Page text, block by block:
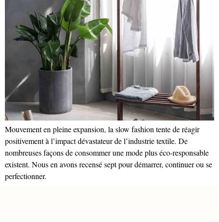
Mouvement en pleine expansion, la slow fashion tente de réagir
positivement à l’impact dévastateur de l’industrie textile. De
nombreuses façons de consommer une mode plus éco-responsable
existent. Nous en avons recensé sept pour démarrer, continuer ou se
perfectionner.